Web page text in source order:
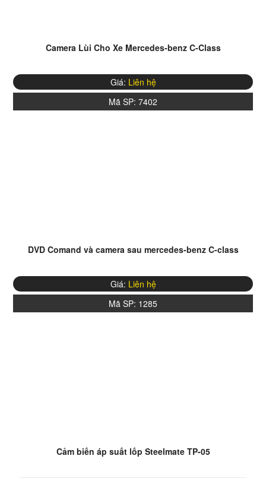
Camera Lùi Cho Xe Mercedes-benz C-Class
Giá: Liên hệ
Mã SP: 7402
DVD Comand và camera sau mercedes-benz C-class
Giá: Liên hệ
Mã SP: 1285
Cảm biến áp suất lốp Steelmate TP-05